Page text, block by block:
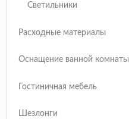
Светильники
Расходные материалы
Оснащение ванной комнаты
Гостиничная мебель
Шезлонги